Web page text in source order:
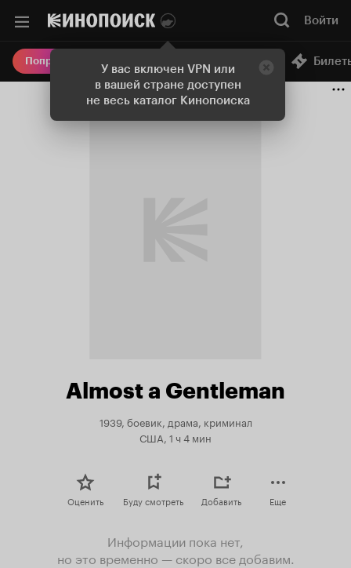
У вас включен VPN или
в вашей стране доступен
не весь каталог Кинопоиска
Войти
Попробовать Плюс Онлайн-кинотеатр
Almost a Gentleman
1939, боевик, драма, криминал
США, 1 ч 4 мин
Оценить Буду смотреть Добавить Еще
Информации пока нет,
но это временно — скоро все добавим.